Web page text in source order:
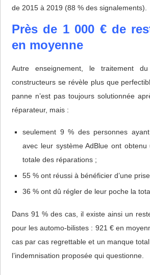
de 2015 à 2019 (88 % des signalements).
Près de 1 000 € de
en moyenne
Autre enseignement, le traitement
constructeurs se révèle plus que
panne n’est pas toujours solutionnée
réparateur, mais :
seulement 9 % des personnes
avec leur système AdBlue ont
totale des réparations ;
55 % ont réussi à bénéficier d’une
36 % ont dû régler de leur poche la
Dans 91 % des cas, il existe ainsi un
pour les automo-bilistes : 921 € en
cas par cas regrettable et un manque
l’indemnisation proposée qui questionne.